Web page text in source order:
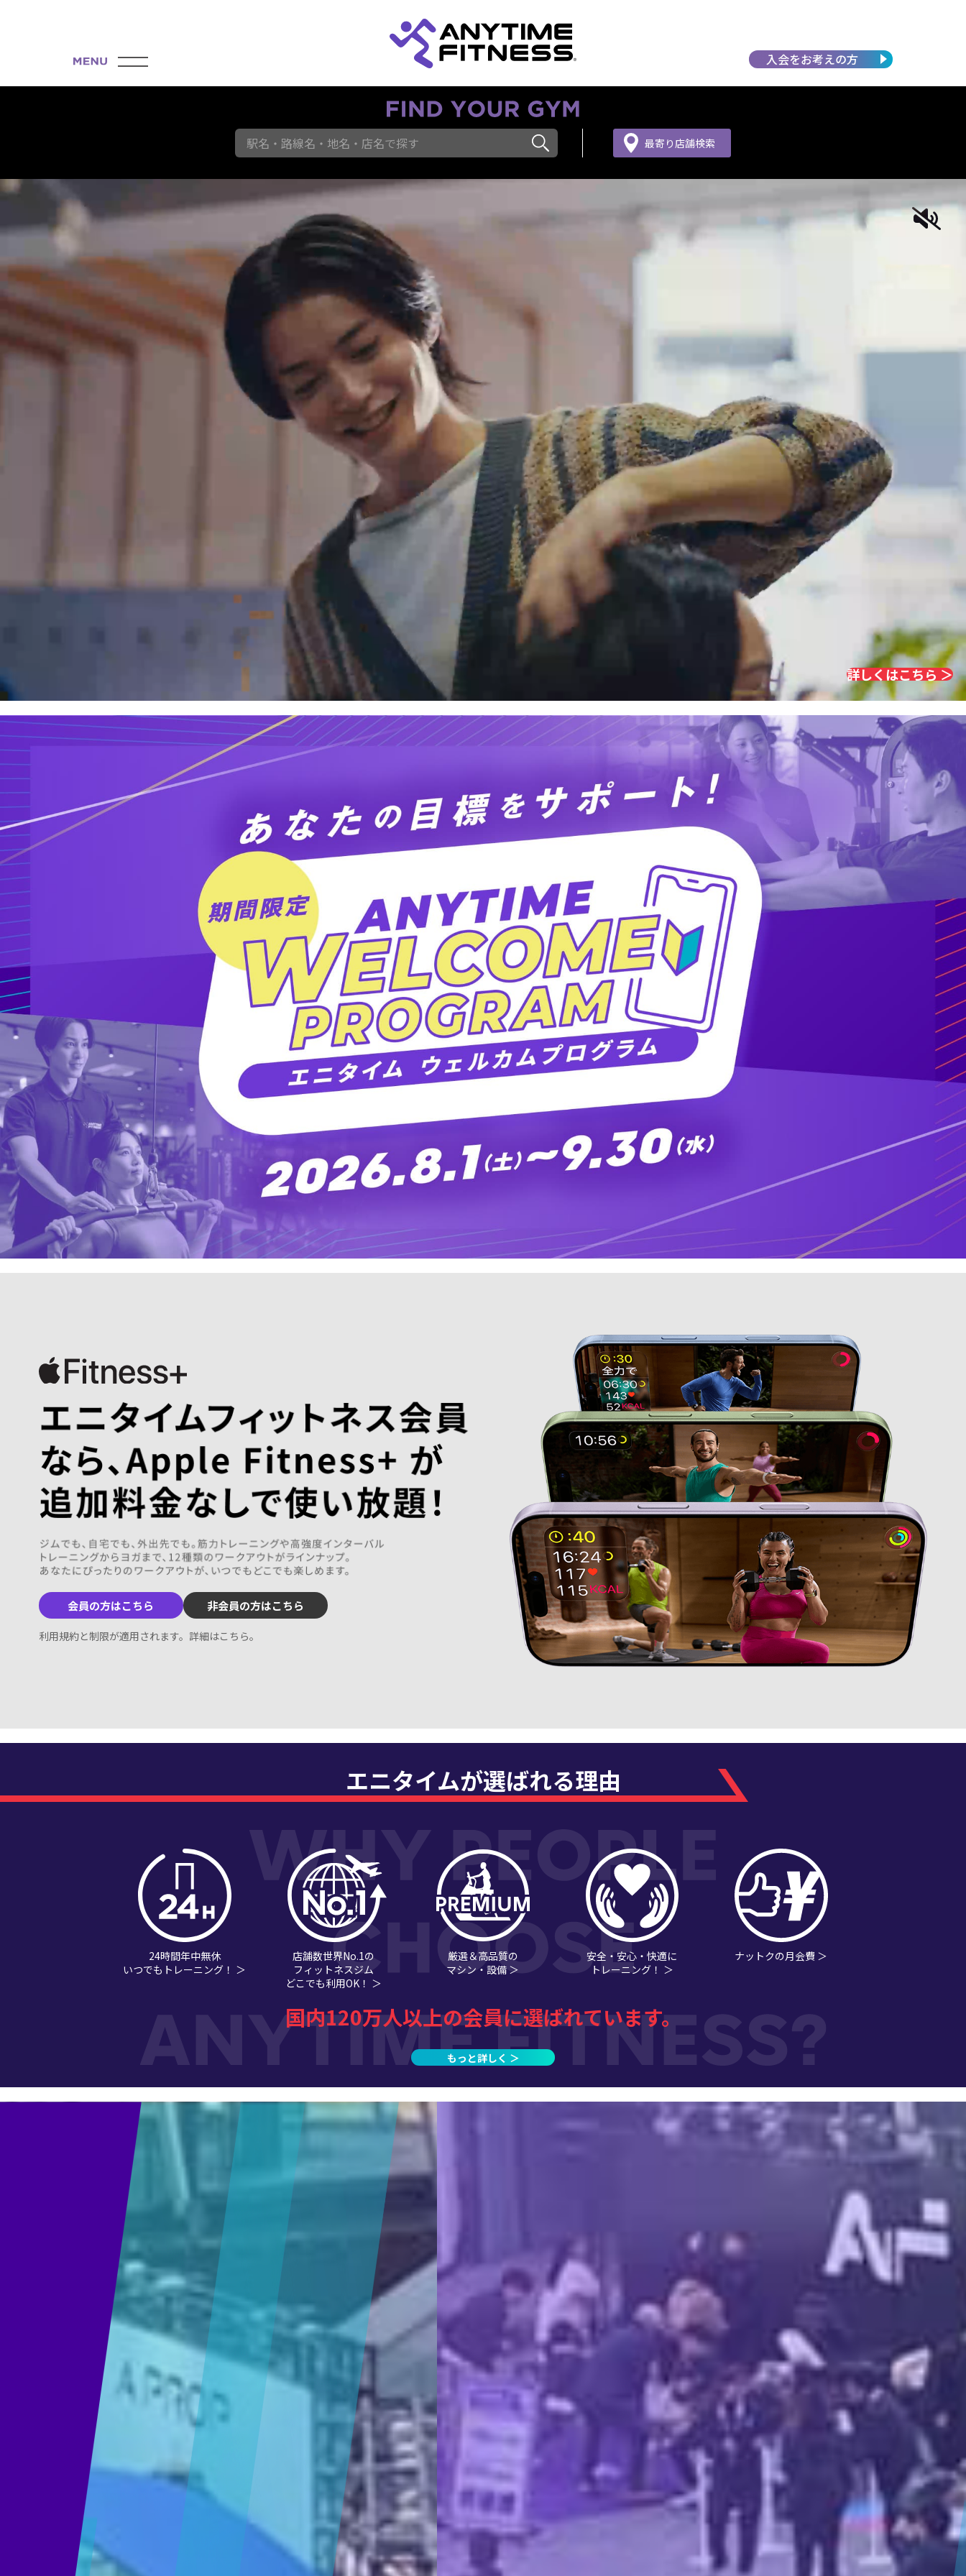
入会をお考えの方
駅名・路線名・地名・店名で探す 最寄り店舗検索
詳しくはこちら ＞
会員の方はこちら 非会員の方はこちら
利用規約と制限が適用されます。 詳細はこちら。
エニタイムが選ばれる理由
24時間年中無休
いつでもトレーニング！ ＞
店舗数世界No.1の
フィットネスジム
どこでも利用OK！ ＞
厳選＆高品質の
マシン・設備 ＞
安全・安心・快適に
トレーニング！ ＞
ナットクの月会費 ＞
国内120万人以上の会員に選ばれています。
もっと詳しく ＞